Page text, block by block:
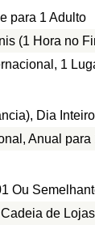
para 1 Adulto
(1 Hora no
1
Dia
Anual para
Ou
de